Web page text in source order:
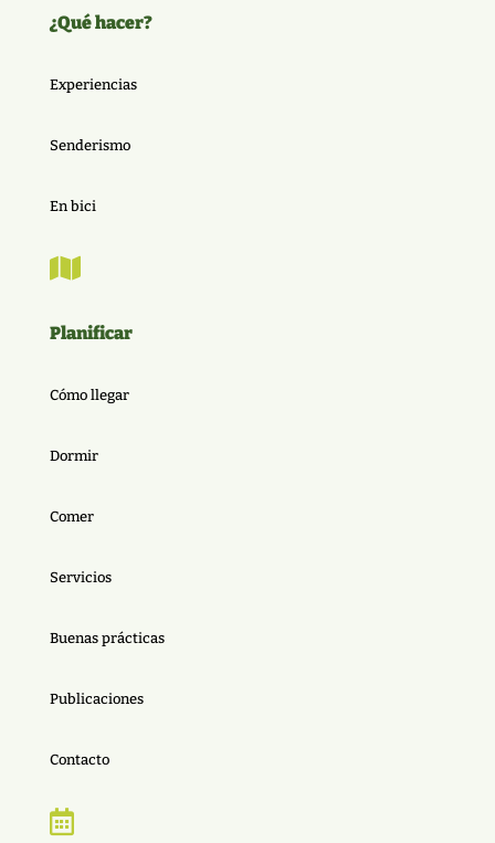
¿Qué hacer?
Experiencias
Senderismo
En bici

Planificar
Cómo llegar
Dormir
Comer
Servicios
Buenas prácticas
Publicaciones
Contacto
